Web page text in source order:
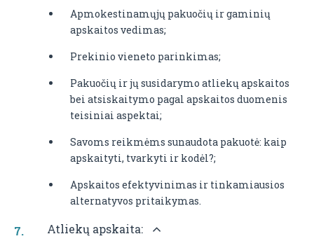
Apmokestinamųjų pakuočių ir gaminių
apskaitos vedimas;
Prekinio vieneto parinkimas;
Pakuočių ir jų susidarymo atliekų apskaitos
bei atsiskaitymo pagal apskaitos duomenis
teisiniai aspektai;
Savoms reikmėms sunaudota pakuotė: kaip
apskaityti, tvarkyti ir kodėl?;
Apskaitos efektyvinimas ir tinkamiausios
alternatyvos pritaikymas.
Atliekų apskaita: